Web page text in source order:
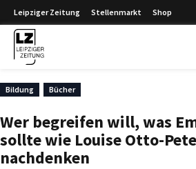
Leipziger Zeitung Stellenmarkt Shop
Bildung Bücher
Wer begreifen will, was
sollte wie Louise Otto-
nachdenken